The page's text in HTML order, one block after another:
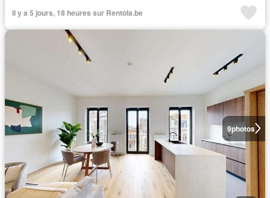
Il y a 5 jours, 18 heures sur Rentola.be
9photos